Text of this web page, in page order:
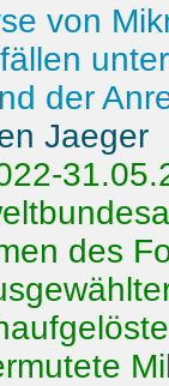
von
der
Jaeger
des